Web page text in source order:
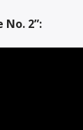
No. 2”: